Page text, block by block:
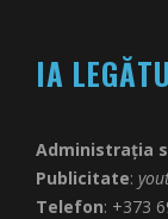
IA
Administrația
Publicitate:
Telefon: +373